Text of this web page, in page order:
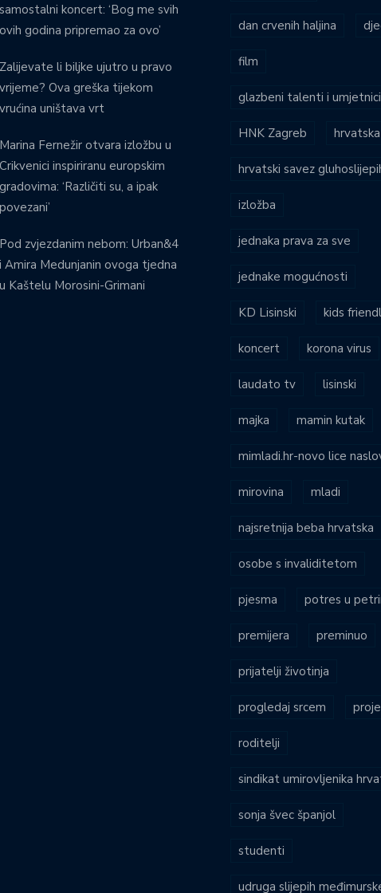
samostalni koncert: ‘Bog me svih
ovih godina pripremao za ovo’
Zalijevate li biljke ujutro u pravo
vrijeme? Ova greška tijekom
vrućina uništava vrt
Marina Fernežir otvara izložbu u
Crikvenici inspiriranu europskim
gradovima: ‘Različiti su, a ipak
povezani’
Pod zvjezdanim nebom: Urban&4
i Amira Medunjanin ovoga tjedna
u Kaštelu Morosini-Grimani
dan crvenih haljina
film
glazbeni talenti i
HNK Zagreb hrvatska
hrvatski savez
izložba
jednaka prava za sve
jednake mogućnosti
KD Lisinski kids
koncert korona virus
laudato tv lisinski
majka mamin kutak
mimladi.hr-novo lice
mirovina mladi
najsretnija beba hrvatska
osobe s invaliditetom
pjesma potres u
premijera preminuo
prijatelji životinja
progledaj srcem
roditelji
sindikat umirovljenika
sonja švec španjol
studenti
udruga slijepih